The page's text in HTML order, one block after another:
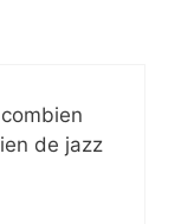
de jazz